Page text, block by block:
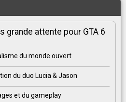
grande attente pour GTA 6
du monde ouvert
du duo Lucia & Jason
et du gameplay